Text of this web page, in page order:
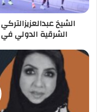
الشيخ
الشرقية الدولي في نسخته الـ27